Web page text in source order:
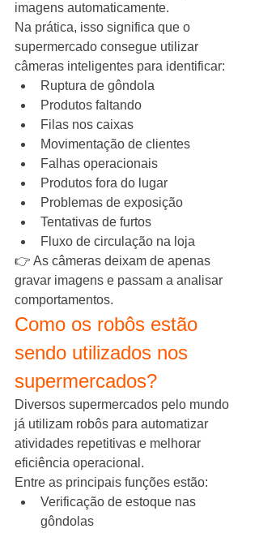
imagens automaticamente.
Na prática, isso significa que o
supermercado consegue utilizar
câmeras inteligentes para identificar:
Ruptura de gôndola
Produtos faltando
Filas nos caixas
Movimentação de clientes
Falhas operacionais
Produtos fora do lugar
Problemas de exposição
Tentativas de furtos
Fluxo de circulação na loja
👉 As câmeras deixam de apenas
gravar imagens e passam a analisar
comportamentos.
Como os robôs estão
sendo utilizados nos
supermercados?
Diversos supermercados pelo mundo
já utilizam robôs para automatizar
atividades repetitivas e melhorar
eficiência operacional.
Entre as principais funções estão:
Verificação de estoque nas
gôndolas